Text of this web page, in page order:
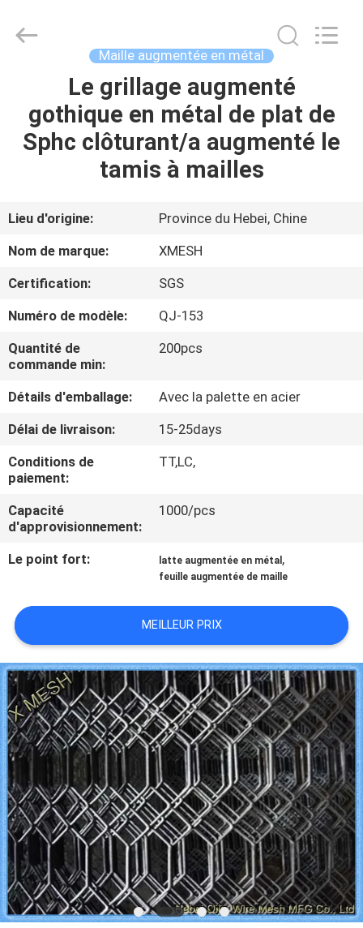
MAISON
DES
PRODUITS
AU
SUJET
DE
VISITE
CONTRÔLE
DE
QUALITÉ
CONTACTEZ-
NOUS
DEMANDEZ
UNE
CITATION
PLAN
DU
SITE
PRIVACY
POLICY
Mesh
Maille augmentée en métal
Le grillage augmenté
gothique en métal de plat de
Sphc clôturant/a augmenté le
tamis à mailles
Lieu d'origine:
Province du Hebei, Chine
Nom de marque:
XMESH
Certification:
SGS
Numéro de modèle:
QJ-153
Quantité de
commande min:
200pcs
Détails d'emballage:
Avec la palette en acier
Délai de livraison:
15-25days
Conditions de
paiement:
TT,LC,
Capacité
d'approvisionnement:
1000/pcs
Le point fort: latte augmentée en métal ,
feuille augmentée de maille
MEILLEUR PRIX